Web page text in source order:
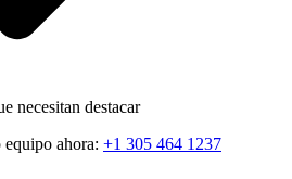
necesitan destacar
ahora: +1 305 464 1237